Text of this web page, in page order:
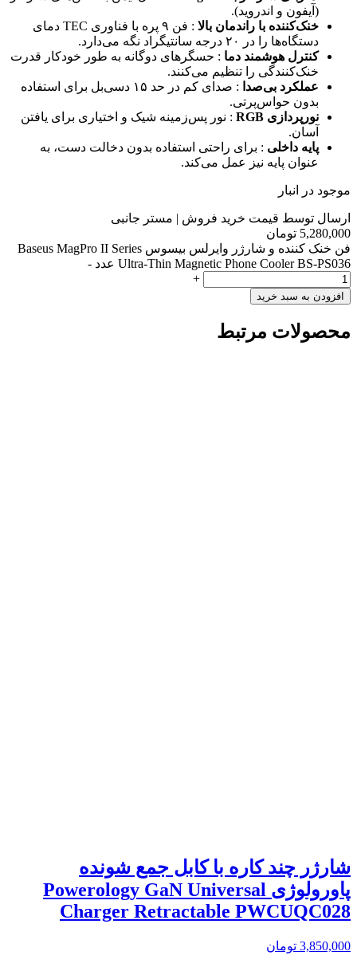
(آیفون و اندروید).
خنک‌کننده با راندمان بالا
: فن ۹ پره با فناوری TEC دمای
دستگاه‌ها را در ۲۰ درجه سانتیگراد نگه می‌دارد.
کنترل هوشمند دما : حسگرهای دوگانه به طور خودکار قدرت
خنک‌کنندگی را تنظیم می‌کنند.
عملکرد بی‌صدا
: صدای کم در حد ۱۵ دسی‌بل برای استفاده
بدون حواس‌پرتی.
نورپردازی RGB
: نور پس‌زمینه شیک و اختیاری برای یافتن
آسان.
پایه داخلی : برای راحتی استفاده بدون دخالت دست، به
عنوان پایه نیز عمل می‌کند.
موجود در انبار
ارسال توسط قیمت خرید فروش | مستر جانبی
5,280,000 تومان
فن خنک کننده و شارژر وایرلس بیسوس Baseus MagPro II Series
Ultra-Thin Magnetic Phone Cooler BS-PS036 عدد
-
+
افزودن به سبد خرید
محصولات مرتبط
شارژر چند کاره با کابل جمع شونده
پاورولوژی Powerology GaN Universal
Charger Retractable PWCUQC028
3,850,000 تومان